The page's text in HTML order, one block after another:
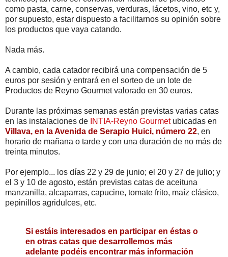
como pasta, carne, conservas, verduras, lácetos, vino, etc y,
por supuesto, estar dispuesto a facilitarnos su opinión sobre
los productos que vaya catando.
Nada más.
A cambio, cada catador recibirá una compensación de 5
euros por sesión y entrará en el sorteo de un lote de
Productos de Reyno Gourmet valorado en 30 euros.
Durante las próximas semanas están previstas varias catas
en las instalaciones de INTIA-Reyno Gourmetubicadas en
Villava, en la Avenida de Serapio Huici, número 22, en
horario de mañana o tarde y con una duración de no más de
treinta minutos.
Por ejemplo... los días 22 y 29 de junio; el 20 y 27 de julio; y
el 3 y 10 de agosto, están previstas catas de aceituna
manzanilla, alcaparras, capucine, tomate frito, maíz clásico,
pepinillos agridulces, etc.
Si estáis interesados en participar en éstas o
en otras catas que desarrollemos más
adelante podéis encontrar más información